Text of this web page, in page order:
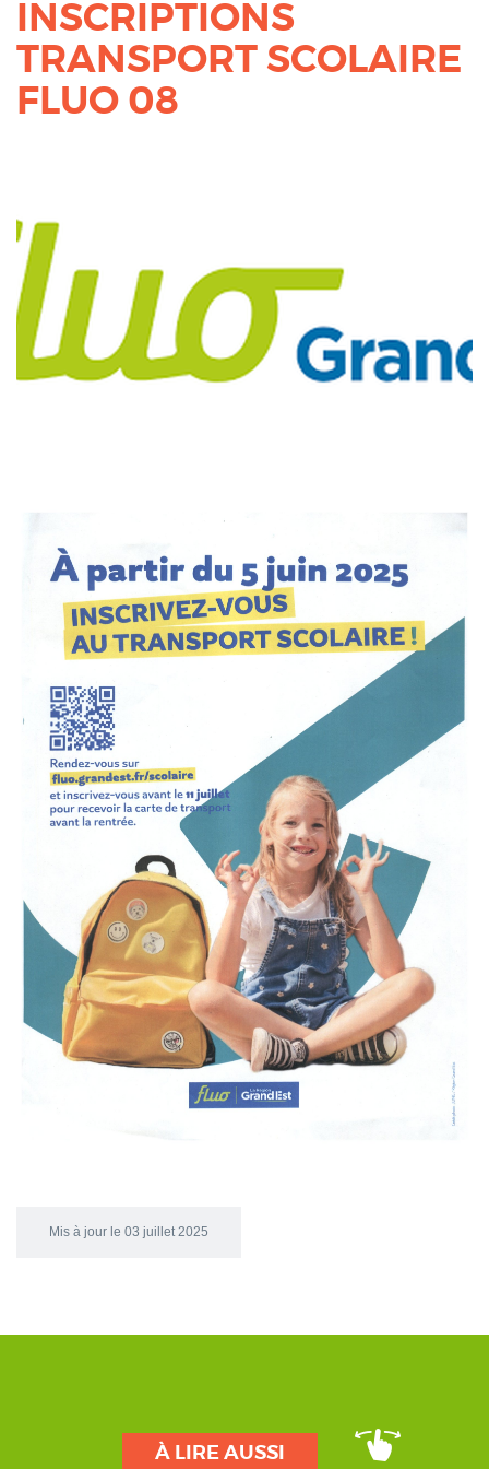
INSCRIPTIONS
TRANSPORT SCOLAIRE
FLUO 08
Mis à jour le 03 juillet 2025
À LIRE AUSSI